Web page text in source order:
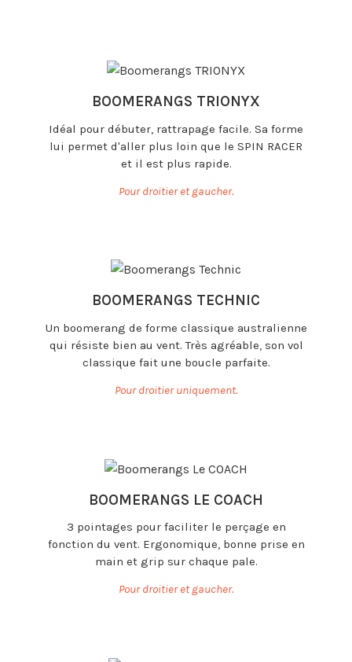
BOOMERANGS TRIONYX
Idéal pour débuter, rattrapage facile. Sa forme
lui permet d'aller plus loin que le SPIN RACER
et il est plus rapide.
Pour droitier et gaucher.
BOOMERANGS TECHNIC
Un boomerang de forme classique australienne
qui résiste bien au vent. Très agréable, son vol
classique fait une boucle parfaite.
Pour droitier uniquement.
BOOMERANGS LE COACH
3 pointages pour faciliter le perçage en
fonction du vent. Ergonomique, bonne prise en
main et grip sur chaque pale.
Pour droitier et gaucher.